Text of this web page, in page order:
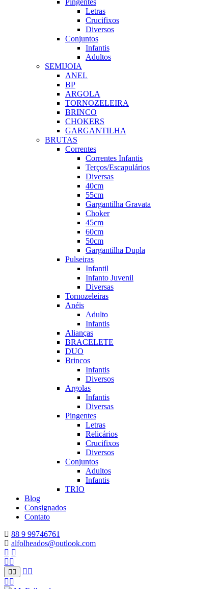
Pingentes
Letras
Crucifixos
Diversos
Conjuntos
Infantis
Adultos
SEMIJOIA
ANEL
BP
ARGOLA
TORNOZELEIRA
BRINCO
CHOKERS
GARGANTILHA
BRUTAS
Correntes
Correntes Infantis
Terços/Escapulários
Diversas
40cm
55cm
Gargantilha Gravata
Choker
45cm
60cm
50cm
Gargantilha Dupla
Pulseiras
Infantil
Infanto Juvenil
Diversas
Tornozeleiras
Anéis
Adulto
Infantis
Alianças
BRACELETE
DUO
Brincos
Infantis
Diversos
Argolas
Infantis
Diversas
Pingentes
Letras
Relicários
Crucifixos
Diversos
Conjuntos
Adultos
Infantis
TRIO
Blog
Consignados
Contato
88 9 99746761
alfolheados@outlook.com